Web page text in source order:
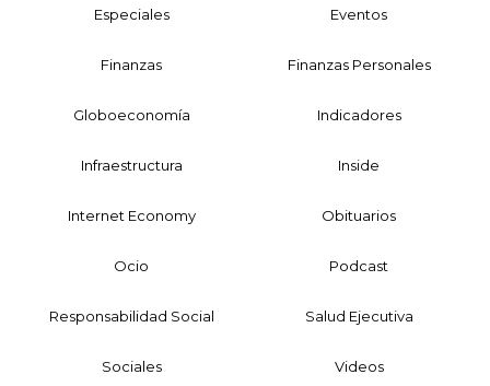
Especiales Eventos
Finanzas Finanzas Personales
Globoeconomía Indicadores
Infraestructura Inside
Internet Economy Obituarios
Ocio Podcast
Responsabilidad Social Salud Ejecutiva
Sociales Videos